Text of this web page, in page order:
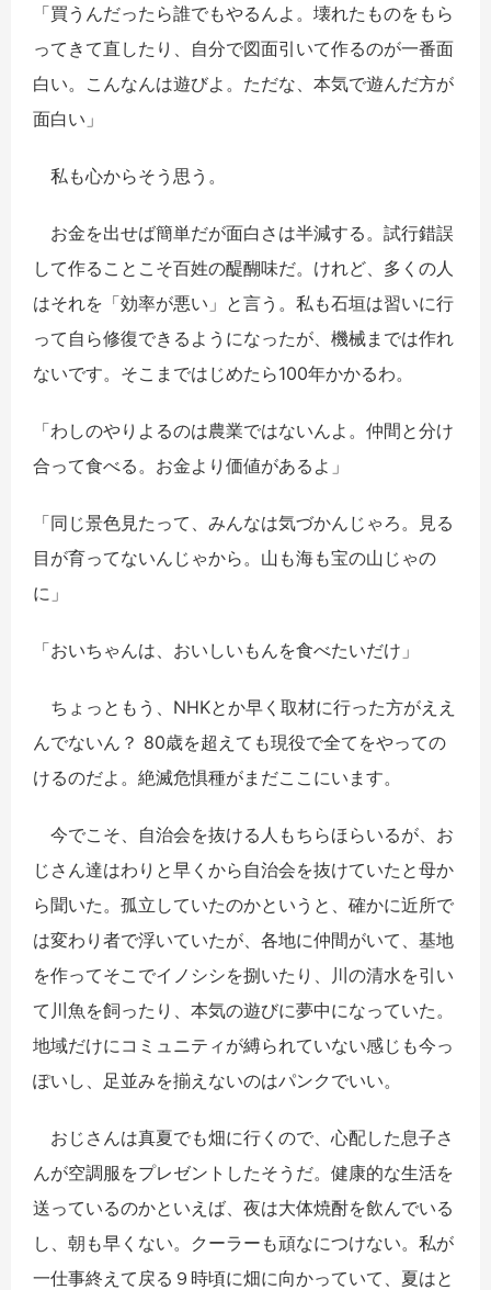
「買うんだったら誰でもやるんよ。壊れたものをもら
ってきて直したり、自分で図面引いて作るのが一番面
白い。こんなんは遊びよ。ただな、本気で遊んだ方が
面白い」
私も心からそう思う。
お金を出せば簡単だが面白さは半減する。試行錯誤
して作ることこそ百姓の醍醐味だ。けれど、多くの人
はそれを「効率が悪い」と言う。私も石垣は習いに行
って自ら修復できるようになったが、機械までは作れ
ないです。そこまではじめたら100年かかるわ。
「わしのやりよるのは農業ではないんよ。仲間と分け
合って食べる。お金より価値があるよ」
「同じ景色見たって、みんなは気づかんじゃろ。見る
目が育ってないんじゃから。山も海も宝の山じゃの
に」
「おいちゃんは、おいしいもんを食べたいだけ」
ちょっともう、NHKとか早く取材に行った方がええ
んでないん？ 80歳を超えても現役で全てをやっての
けるのだよ。絶滅危惧種がまだここにいます。
今でこそ、自治会を抜ける人もちらほらいるが、お
じさん達はわりと早くから自治会を抜けていたと母か
ら聞いた。孤立していたのかというと、確かに近所で
は変わり者で浮いていたが、各地に仲間がいて、基地
を作ってそこでイノシシを捌いたり、川の清水を引い
て川魚を飼ったり、本気の遊びに夢中になっていた。
地域だけにコミュニティが縛られていない感じも今っ
ぽいし、足並みを揃えないのはパンクでいい。
おじさんは真夏でも畑に行くので、心配した息子さ
んが空調服をプレゼントしたそうだ。健康的な生活を
送っているのかといえば、夜は大体焼酎を飲んでいる
し、朝も早くない。クーラーも頑なにつけない。私が
一仕事終えて戻る９時頃に畑に向かっていて、夏はと